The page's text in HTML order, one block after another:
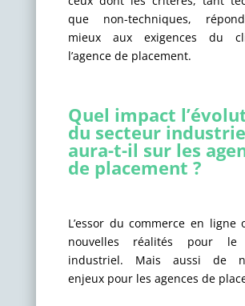
que non-techniques,
mieux aux exigences du
l’agence de placement.
Quel impact
du secteur
aura-t-il sur les
de placement ?
L’essor du commerce en ligne
nouvelles réalités pour le
industriel. Mais aussi de
enjeux pour les agences de